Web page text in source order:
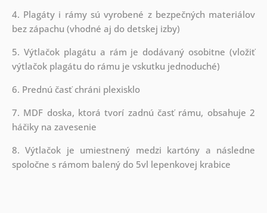
4. Plagáty i rámy sú vyrobené z bezpečných materiálov
bez zápachu (vhodné aj do detskej izby)
5. Výtlačok plagátu a rám je dodávaný osobitne (vložiť
výtlačok plagátu do rámu je vskutku jednoduché)
6. Prednú časť chráni plexisklo
7. MDF doska, ktorá tvorí zadnú časť rámu, obsahuje 2
háčiky na zavesenie
8. Výtlačok je umiestnený medzi kartóny a následne
spoločne s rámom balený do 5vl lepenkovej krabice